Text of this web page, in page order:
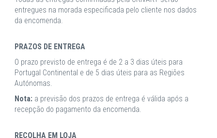
entregues na morada especificada pelo cliente nos dados
da encomenda.
PRAZOS DE ENTREGA
O prazo previsto de entrega é de 2 a 3 dias úteis para
Portugal Continental e de 5 dias úteis para as Regiões
Autónomas.
Nota: a previsão dos prazos de entrega é válida após a
recepção do pagamento da encomenda.
RECOLHA EM LOJA